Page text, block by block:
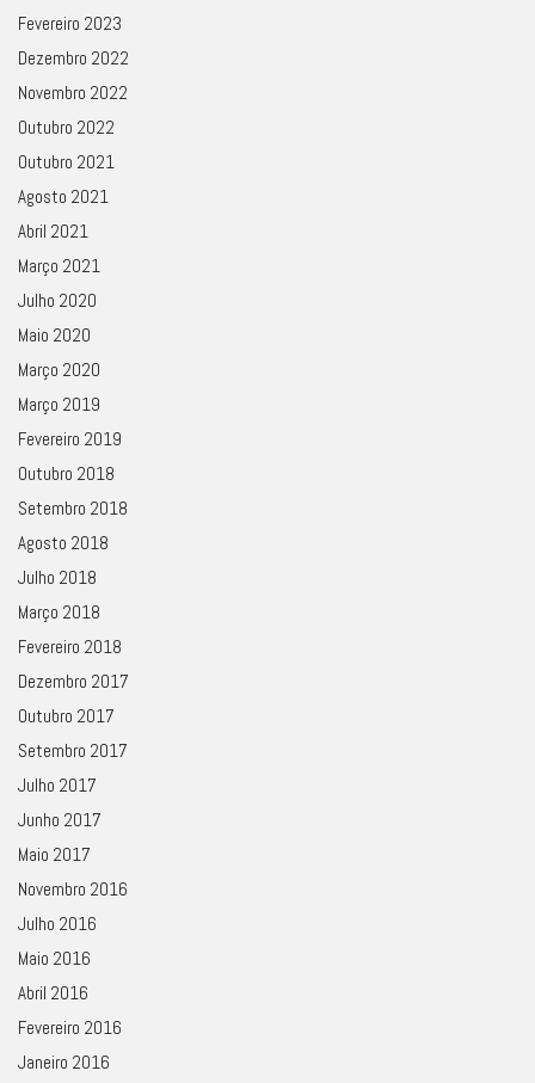
Fevereiro 2023
Dezembro 2022
Novembro 2022
Outubro 2022
Outubro 2021
Agosto 2021
Abril 2021
Março 2021
Julho 2020
Maio 2020
Março 2020
Março 2019
Fevereiro 2019
Outubro 2018
Setembro 2018
Agosto 2018
Julho 2018
Março 2018
Fevereiro 2018
Dezembro 2017
Outubro 2017
Setembro 2017
Julho 2017
Junho 2017
Maio 2017
Novembro 2016
Julho 2016
Maio 2016
Abril 2016
Fevereiro 2016
Janeiro 2016